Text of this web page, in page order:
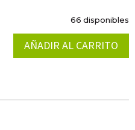
66 disponibles
AÑADIR AL CARRITO